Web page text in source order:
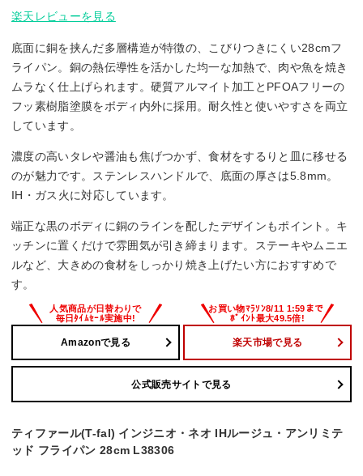
楽天レビューを見る
底面に銅を挟んだ多層構造が特徴の、こびりつきにくい28cmフ
ライパン。銅の熱伝導性を活かした均一な加熱で、肉や魚を焼き
ムラなく仕上げられます。硬質アルマイト加工とPFOAフリーの
フッ素樹脂塗膜をボディ内外に採用。耐久性と使いやすさを両立
しています。
濃度の高いタレや醤油も焦げつかず、食材をするりと皿に移せる
のが魅力です。ステンレスハンドルで、底面の厚さは5.8mm。
IH・ガス火に対応しています。
端正な黒のボディに銅のラインを配したデザインもポイント。キ
ッチンに置くだけで雰囲気が引き締まります。ステーキやムニエ
ルなど、大きめの食材をしっかり焼き上げたい方におすすめで
す。
Amazonで見る 楽天市場で見る
公式販売サイトで見る
ティファール(T-fal) インジニオ・ネオ IHルージュ・アンリミテ
ッド フライパン 28cm L38306